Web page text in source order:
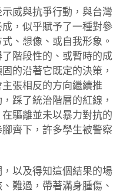
威與抗爭行動，與台灣
，似乎賦予了一種對參
、想像、或自我形象。
階段性的、或暫時的成
的沿著它既定的決策，
張相反的方向繼續推
踩了統治階層的紅線，
驅離並未以暴力對抗的
齊下，許多學生被警察
以及得知這個結果的場
難過，帶著滿身腫傷、